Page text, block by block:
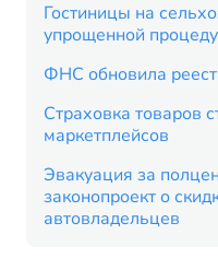
Гостиницы на
упрощенной
ФНС обновила
Страховка товаров
маркетплейсов
Эвакуация за
законопроект о
автовладельцев